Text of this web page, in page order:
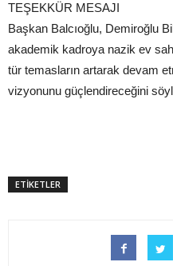
TEŞEKKÜR MESAJI
Başkan Balcıoğlu, Demiroğlu
akademik kadroya nazik ev
tür temasların artarak devam
vizyonunu güçlendireceğini
ETİKETLER